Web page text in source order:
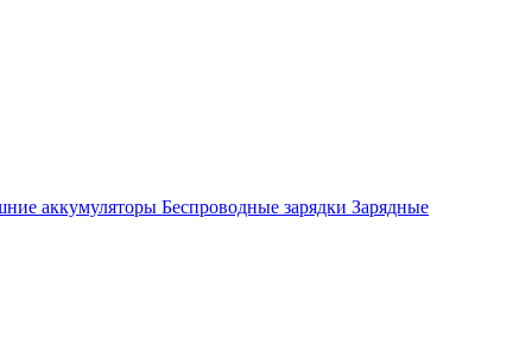
аккумуляторы Беспроводные зарядки Зарядные